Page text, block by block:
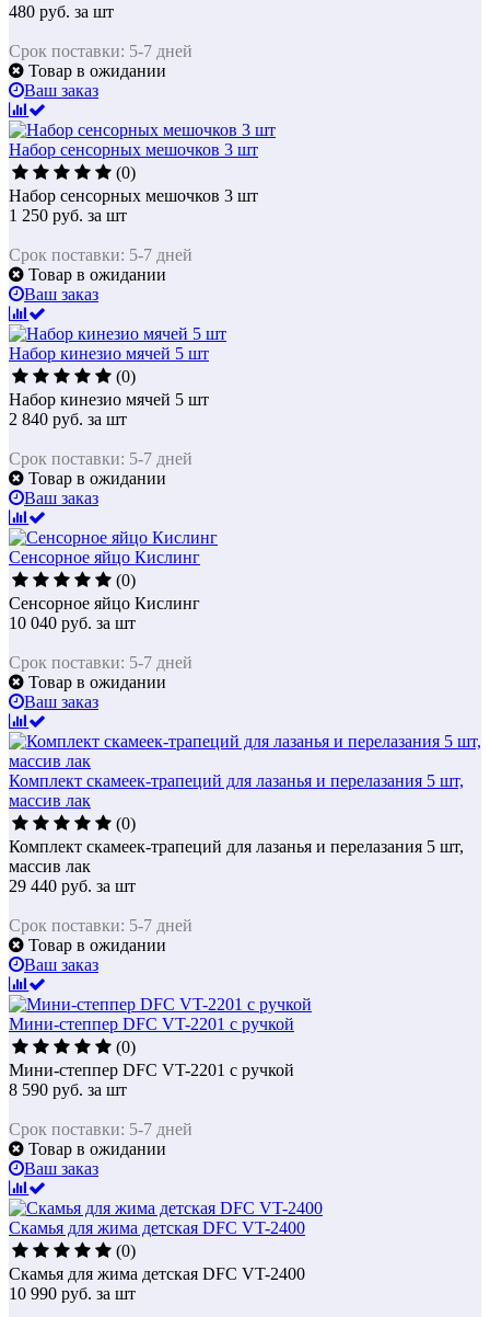
480 руб. за шт
Срок поставки: 5-7 дней
Товар в ожидании
Ваш заказ
Набор сенсорных мешочков 3 шт
(0)
Набор сенсорных мешочков 3 шт
1 250 руб. за шт
Срок поставки: 5-7 дней
Товар в ожидании
Ваш заказ
Набор кинезио мячей 5 шт
(0)
Набор кинезио мячей 5 шт
2 840 руб. за шт
Срок поставки: 5-7 дней
Товар в ожидании
Ваш заказ
Сенсорное яйцо Кислинг
(0)
Сенсорное яйцо Кислинг
10 040 руб. за шт
Срок поставки: 5-7 дней
Товар в ожидании
Ваш заказ
Комплект скамеек-трапеций для лазанья и перелазания 5 шт,
массив лак
(0)
Комплект скамеек-трапеций для лазанья и перелазания 5 шт,
массив лак
29 440 руб. за шт
Срок поставки: 5-7 дней
Товар в ожидании
Ваш заказ
Мини-степпер DFC VT-2201 с ручкой
(0)
Мини-степпер DFC VT-2201 с ручкой
8 590 руб. за шт
Срок поставки: 5-7 дней
Товар в ожидании
Ваш заказ
Скамья для жима детская DFC VT-2400
(0)
Скамья для жима детская DFC VT-2400
10 990 руб. за шт